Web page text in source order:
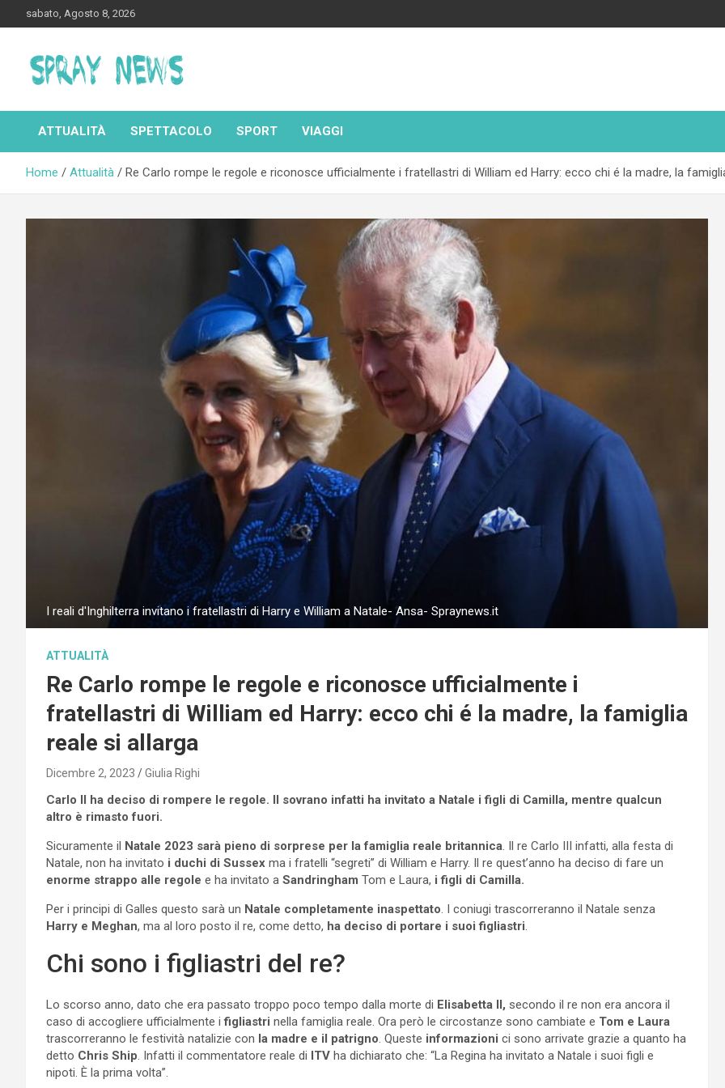
to
sabato, Agosto 8, 2026
Spraynews.it
ATTUALITÀ SPETTACOLO SPORT VIAGGI
Home Attualità Re Carlo rompe le regole e riconosce ufficialmente i fratellastri di William ed Harry: ecco chi é la madre, la
I reali d'Inghilterra invitano i fratellastri di Harry e William a Natale- Ansa- Spraynews.it
ATTUALITÀ
Re Carlo rompe le regole e riconosce ufficialmente i
fratellastri di William ed Harry: ecco chi é la madre, la famiglia
reale si allarga
Dicembre 2, 2023 Giulia Righi
Carlo II ha deciso di rompere le regole. Il sovrano infatti ha invitato a Natale i figli di Camilla, mentre qualcun
altro è rimasto fuori.
Sicuramente il Natale 2023 sarà pieno di sorprese per la famiglia reale britannica . Il re Carlo III infatti, alla festa di
Natale, non ha invitato i duchi di Sussex ma i fratelli “segreti” di William e Harry. Il re quest’anno ha deciso di fare un
enorme strappo alle regole e ha invitato a Sandringham Tom e Laura, i figli di Camilla.
Per i principi di Galles questo sarà un Natale completamente inaspettato . I coniugi trascorreranno il Natale senza
Harry e Meghan, ma al loro posto il re, come detto, ha deciso di portare i suoi figliastri
Chi sono i figliastri del re?
Lo scorso anno, dato che era passato troppo poco tempo dalla morte di Elisabetta II, secondo il re non era ancora il
caso di accogliere ufficialmente ifigliastri nella famiglia reale. Ora però le circostanze sono cambiate e Tom e Laura
trascorreranno le festività natalizie con la madre e il patrigno . Queste informazioni ci sono arrivate grazie a quanto ha
detto Chris Ship . Infatti il commentatore reale di ITV ha dichiarato che: “La Regina ha invitato a Natale i suoi figli e
nipoti. È la prima volta”.